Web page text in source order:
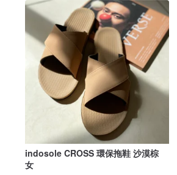
indosole CROSS 環保拖鞋 沙漠棕
女